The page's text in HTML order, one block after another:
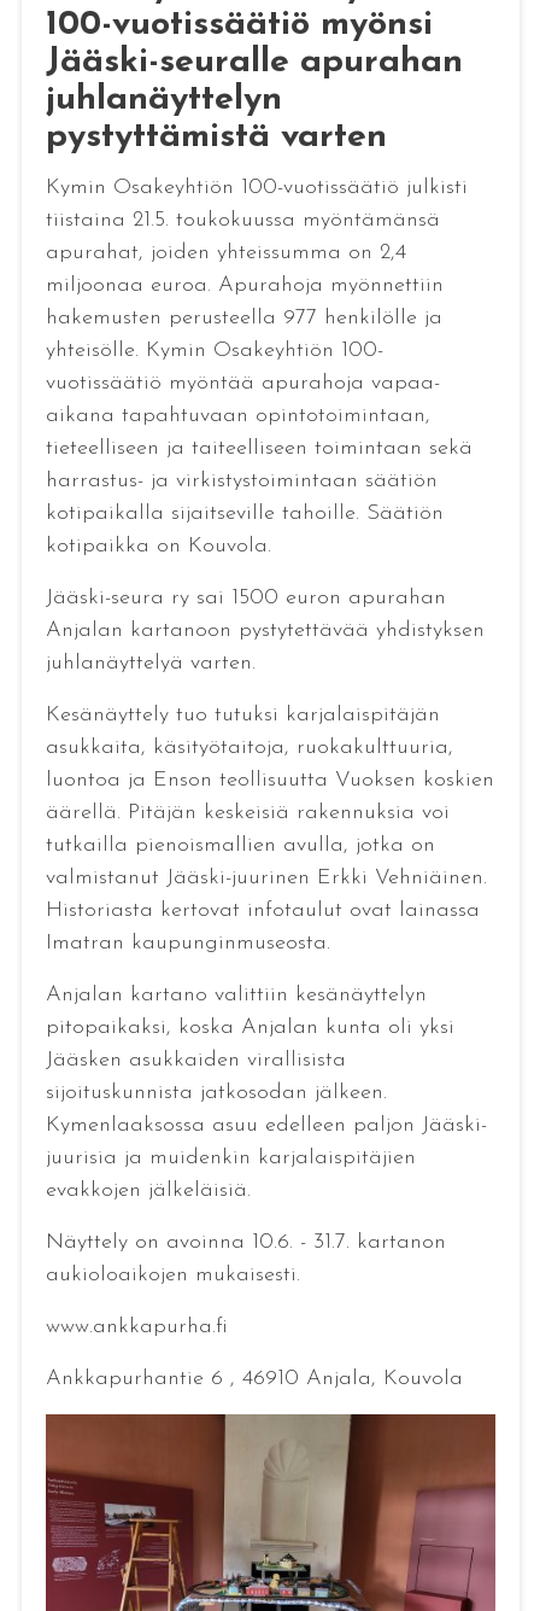
100-vuotissäätiö myönsi
Jääski-seuralle apurahan
juhlanäyttelyn
pystyttämistä varten
Kymin Osakeyhtiön 100-vuotissäätiö julkisti
tiistaina 21.5. toukokuussa myöntämänsä
apurahat, joiden yhteissumma on 2,4
miljoonaa euroa. Apurahoja myönnettiin
hakemusten perusteella 977 henkilölle ja
yhteisölle. Kymin Osakeyhtiön 100-
vuotissäätiö myöntää apurahoja vapaa-
aikana tapahtuvaan opintotoimintaan,
tieteelliseen ja taiteelliseen toimintaan sekä
harrastus- ja virkistystoimintaan säätiön
kotipaikalla sijaitseville tahoille. Säätiön
kotipaikka on Kouvola.
Jääski-seura ry sai 1500 euron apurahan
Anjalan kartanoon pystytettävää yhdistyksen
juhlanäyttelyä varten.
Kesänäyttely tuo tutuksi karjalaispitäjän
asukkaita, käsityötaitoja, ruokakulttuuria,
luontoa ja Enson teollisuutta Vuoksen koskien
äärellä. Pitäjän keskeisiä rakennuksia voi
tutkailla pienoismallien avulla, jotka on
valmistanut Jääski-juurinen Erkki Vehniäinen.
Historiasta kertovat infotaulut ovat lainassa
Imatran kaupunginmuseosta.
Anjalan kartano valittiin kesänäyttelyn
pitopaikaksi, koska Anjalan kunta oli yksi
Jääsken asukkaiden virallisista
sijoituskunnista jatkosodan jälkeen.
Kymenlaaksossa asuu edelleen paljon Jääski-
juurisia ja muidenkin karjalaispitäjien
evakkojen jälkeläisiä.
Näyttely on avoinna 10.6. - 31.7. kartanon
aukioloaikojen mukaisesti.
www.ankkapurha.fi
Ankkapurhantie 6 , 46910 Anjala, Kouvola